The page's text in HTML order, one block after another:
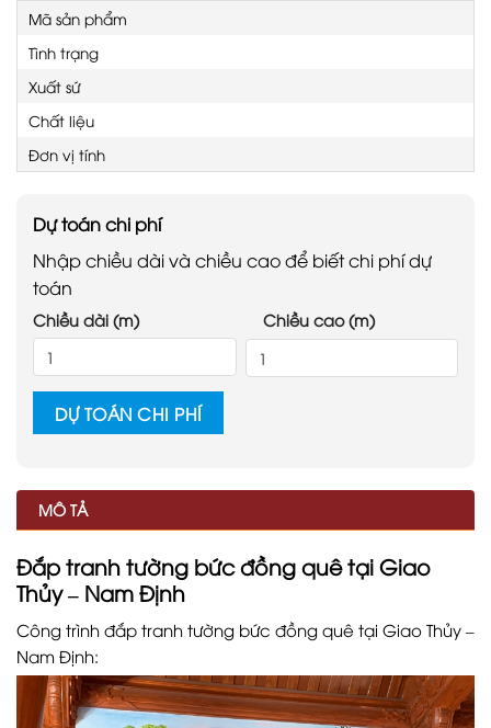
Mã sản phẩm
Tình trạng
Xuất sứ
Chất liệu
Đơn vị tính
Dự toán chi phí
Nhập chiều dài và chiều cao để biết chi phí dự
toán
Chiều dài (m) Chiều cao (m)
DỰ TOÁN CHI PHÍ
MÔ TẢ
Đắp tranh tường bức đồng quê tại Giao
Thủy – Nam Định
Công trình đắp tranh tường bức đồng quê tại Giao Thủy –
Nam Định: